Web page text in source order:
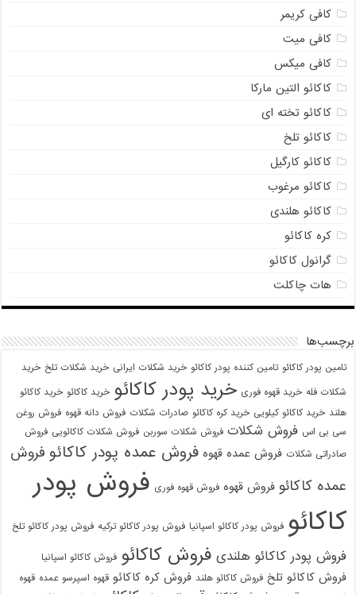
کافی کریمر
کافی میت
کافی میکس
کاکائو التین مارکا
کاکائو تخته ای
کاکائو تلخ
کاکائو کارگیل
کاکائو مرغوب
کاکائو هلندی
کره کاکائو
گرانول کاکائو
هات چاکلت
برچسب‌ها
تامین پودر کاکائو تامین کننده پودر کاکائو خرید شکلات ایرانی خرید شکلات تلخ خرید
شکلات فله خرید قهوه فوری خرید پودر کاکائو خرید کاکائو خرید کاکائو
هلند خرید کاکائو کیلویی خرید کره کاکائو صادرات شکلات فروش دانه قهوه فروش روغن
سی بی اس فروش شکلات فروش شکلات سوربن فروش شکلات کاکائویی فروش
صادراتی شکلات فروش عمده قهوه فروش عمده پودر کاکائو فروش
عمده کاکائو فروش قهوه فروش قهوه فوری فروش پودر
کاکائو فروش پودر کاکائو اسپانیا فروش پودر کاکائو ترکیه فروش پودر کاکائو تلخ
فروش پودر کاکائو هلندی فروش کاکائو فروش کاکائو اسپانیا
فروش کاکائو تلخ فروش کاکائو هلند فروش کره کاکائو قهوه اسپرسو عمده قهوه